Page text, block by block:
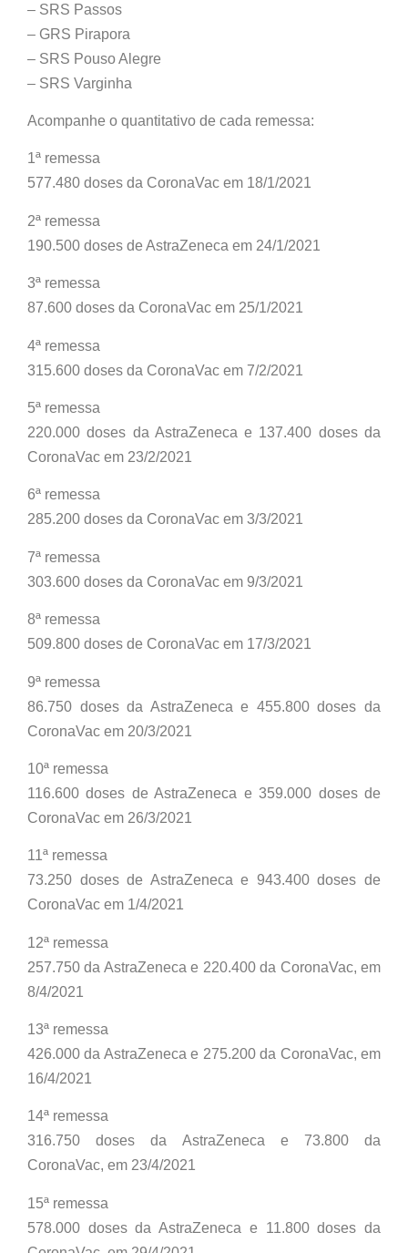
– SRS Passos
– GRS Pirapora
– SRS Pouso Alegre
– SRS Varginha
Acompanhe o quantitativo de cada remessa:
1ª remessa
577.480 doses da CoronaVac em 18/1/2021
2ª remessa
190.500 doses de AstraZeneca em 24/1/2021
3ª remessa
87.600 doses da CoronaVac em 25/1/2021
4ª remessa
315.600 doses da CoronaVac em 7/2/2021
5ª remessa
220.000 doses da AstraZeneca e 137.400 doses da
CoronaVac em 23/2/2021
6ª remessa
285.200 doses da CoronaVac em 3/3/2021
7ª remessa
303.600 doses da CoronaVac em 9/3/2021
8ª remessa
509.800 doses de CoronaVac em 17/3/2021
9ª remessa
86.750 doses da AstraZeneca e 455.800 doses da
CoronaVac em 20/3/2021
10ª remessa
116.600 doses de AstraZeneca e 359.000 doses de
CoronaVac em 26/3/2021
11ª remessa
73.250 doses de AstraZeneca e 943.400 doses de
CoronaVac em 1/4/2021
12ª remessa
257.750 da AstraZeneca e 220.400 da CoronaVac, em
8/4/2021
13ª remessa
426.000 da AstraZeneca e 275.200 da CoronaVac, em
16/4/2021
14ª remessa
316.750 doses da AstraZeneca e 73.800 da
CoronaVac, em 23/4/2021
15ª remessa
578.000 doses da AstraZeneca e 11.800 doses da